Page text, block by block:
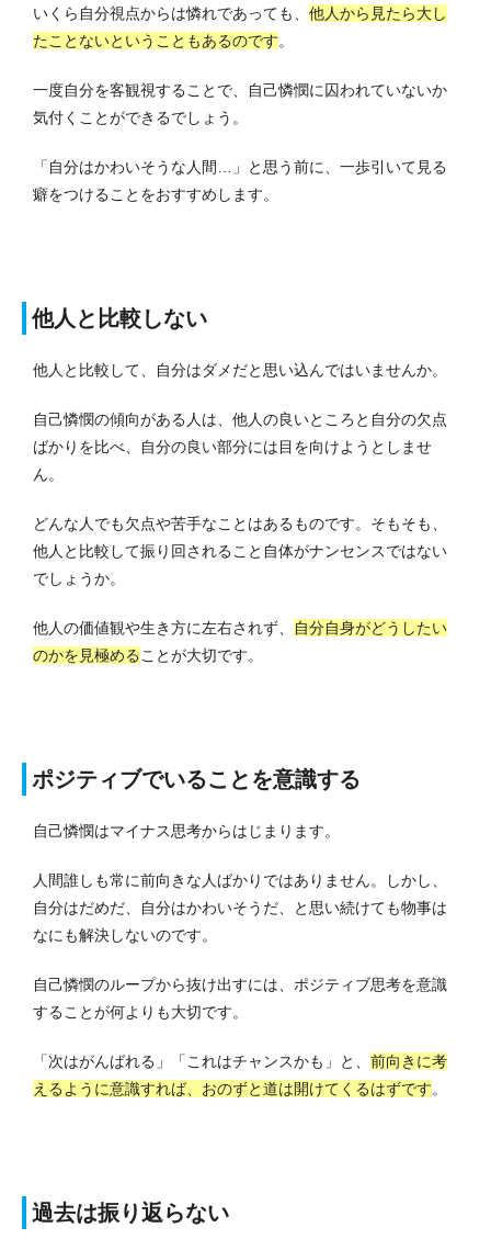
いくら自分視点からは憐れであっても、 他人から見たら大し
たことないということもあるのです。
一度自分を客観視することで、自己憐憫に囚われていないか
気付くことができるでしょう。
「自分はかわいそうな人間…」と思う前に、一歩引いて見る
癖をつけることをおすすめします。
他人と比較しない
他人と比較して、自分はダメだと思い込んではいませんか。
自己憐憫の傾向がある人は、他人の良いところと自分の欠点
ばかりを比べ、自分の良い部分には目を向けようとしませ
ん。
どんな人でも欠点や苦手なことはあるものです。 そもそも、
他人と比較して振り回されること自体がナンセンスではない
でしょうか。
他人の価値観や生き方に左右されず、
自分自身がどうしたい
のかを見極める ことが大切です。
ポジティブでいることを意識する
自己憐憫はマイナス思考からはじまります。
人間誰しも常に前向きな人ばかりではありません。
しかし、
自分はだめだ、自分はかわいそうだ、と思い続けても物事は
なにも解決しないのです。
自己憐憫のループから抜け出すには、ポジティブ思考を意識
することが何よりも大切です。
「次はがんばれる」「これはチャンスかも」と、 前向きに考
えるように意識すれば、おのずと道は開けてくるはずです。
過去は振り返らない